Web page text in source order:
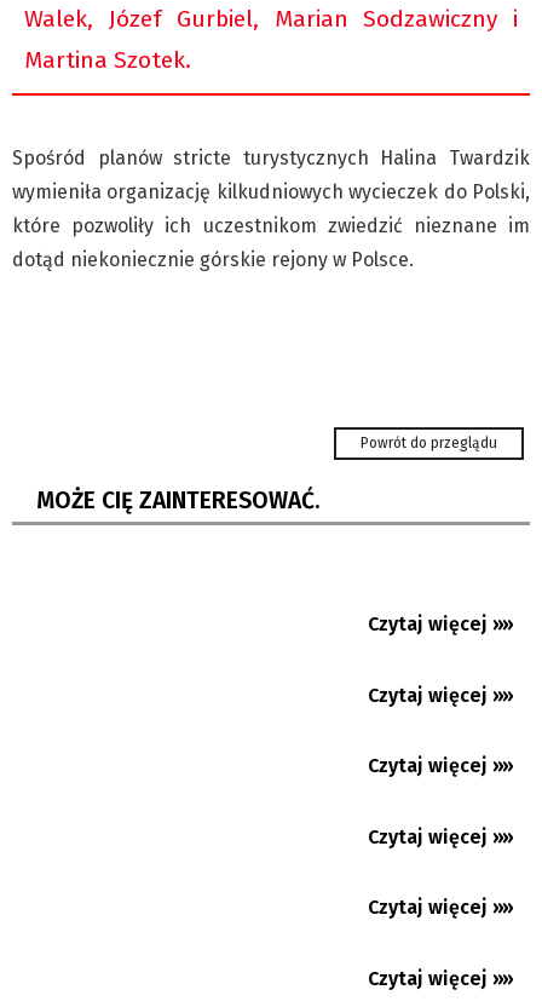
Walek, Józef Gurbiel, Marian Sodzawiczny i
Martina Szotek.
Spośród planów stricte turystycznych Halina Twardzik
wymieniła organizację kilkudniowych wycieczek do Polski,
które pozwoliły ich uczestnikom zwiedzić nieznane im
dotąd niekoniecznie górskie rejony w Polsce.
Powrót do przeglądu
MOŻE CIĘ ZAINTERESOWAĆ.
06.08.2026
Czytaj więcej »»
06.08.2026
Upały nie odpuszczą. Gorąco będzie w
naszym regionie co najmniej...
Czytaj więcej »»
05.08.2026
Koszarzyska: Język polski na każdym kroku
Czytaj więcej »»
05.08.2026
Czytaj więcej »»
05.08.2026
Czytaj więcej »»
05.08.2026
Czytaj więcej »»